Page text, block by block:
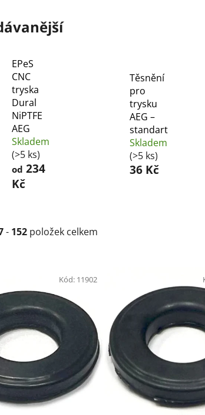
EPeS
CNC
tryska
Dural
NiPTFE
AEG
Skladem
(>5 ks)
od 234
Kč
Těsnění
pro
trysku
AEG –
standart
Skladem
(>5 ks)
36 Kč
- 152 položek celkem
Kód: 11902